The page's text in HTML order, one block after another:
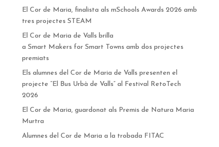
El Cor de Maria, finalista als mSchools Awards 2026 amb
tres projectes STEAM
El Cor de Maria de Valls brilla
a Smart Makers for Smart Towns amb dos projectes
premiats
Els alumnes del Cor de Maria de Valls presenten el
projecte “El Bus Urbà de Valls” al Festival RetoTech
2026
El Cor de Maria, guardonat als Premis de Natura Maria
Murtra
Alumnes del Cor de Maria a la trobada FITAC